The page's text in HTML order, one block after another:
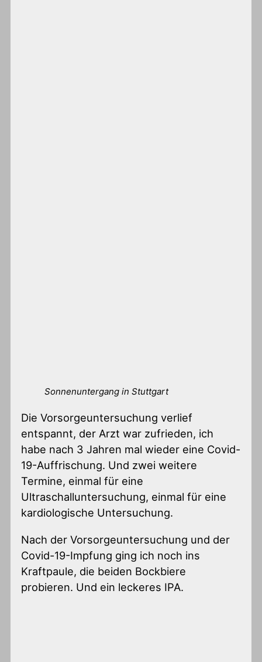
Sonnenuntergang in Stuttgart
Die Vorsorgeuntersuchung verlief
entspannt, der Arzt war zufrieden, ich
habe nach 3 Jahren mal wieder eine Covid-
19-Auffrischung. Und zwei weitere
Termine, einmal für eine
Ultraschalluntersuchung, einmal für eine
kardiologische Untersuchung.
Nach der Vorsorgeuntersuchung und der
Covid-19-Impfung ging ich noch ins
Kraftpaule, die beiden Bockbiere
probieren. Und ein leckeres IPA.